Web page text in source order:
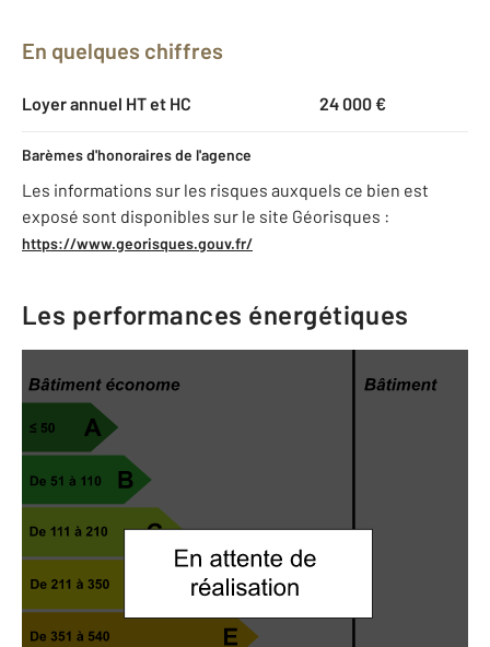
En quelques chiffres
Loyer annuel HT et HC 24 000 €
Barèmes d'honoraires de l'agence
Les informations sur les risques auxquels ce bien est
exposé sont disponibles sur le site Géorisques :
https://www.georisques.gouv.fr/
Les performances énergétiques